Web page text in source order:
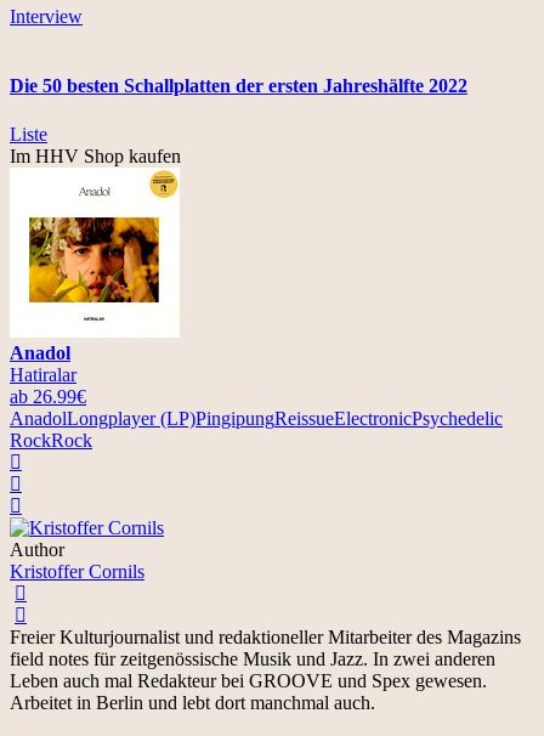
Interview
Die 50 besten Schallplatten der ersten Jahreshälfte 2022
Liste
Im HHV Shop kaufen
Anadol
Hatiralar
ab 26.99€
AnadolLongplayer (LP)PingipungReissueElectronicPsychedelic
RockRock
Author
Kristoffer Cornils
Freier Kulturjournalist und redaktioneller Mitarbeiter des Magazins
field notes für zeitgenössische Musik und Jazz. In zwei anderen
Leben auch mal Redakteur bei GROOVE und Spex gewesen.
Arbeitet in Berlin und lebt dort manchmal auch.